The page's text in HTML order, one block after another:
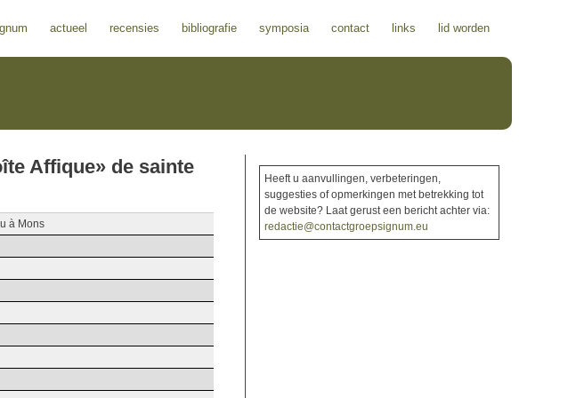
actueel recensies bibliografie symposia contact links lid worden
Affique» de sainte
à Mons
Heeft u aanvullingen, verbeteringen,
suggesties of opmerkingen met betrekking tot
de website? Laat gerust een bericht achter via:
redactie@contactgroepsignum.eu